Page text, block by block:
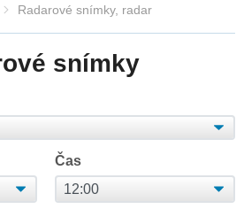
Radarové snímky, radar
snímky
Čas